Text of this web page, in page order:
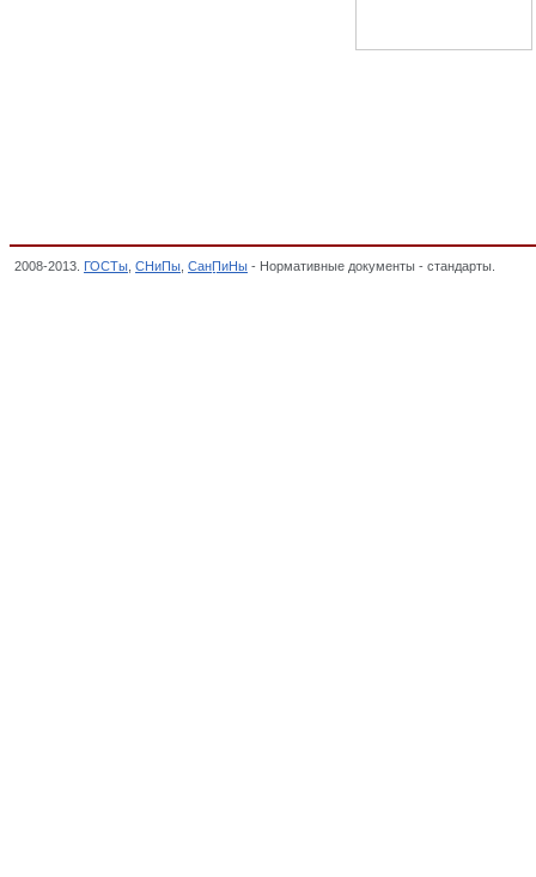
2008-2013. ГОСТы СНиПы СанПиНы - Нормативные документы - стандарты.